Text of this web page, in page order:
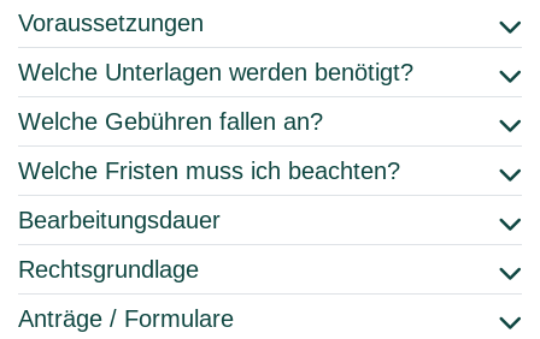
Voraussetzungen
Welche Unterlagen werden benötigt?
Welche Gebühren fallen an?
Welche Fristen muss ich beachten?
Bearbeitungsdauer
Rechtsgrundlage
Anträge / Formulare